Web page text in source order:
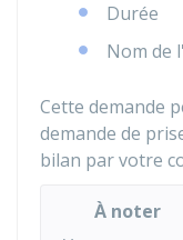
Durée
Nom de
Cette demande
demande de
bilan par votre
À noter